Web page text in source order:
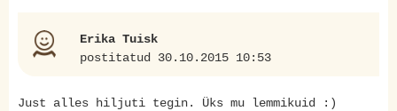
Erika Tuisk
postitatud 30.10.2015 10:53
Just alles hiljuti tegin. Üks mu lemmikuid :)